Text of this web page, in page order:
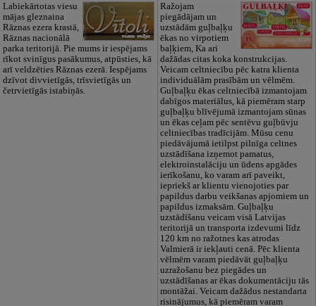
Labiekārtotas viesu
mājas gleznaina
Rāznas ezera krastā,
Rāznas nacionālā
parka teritorijā. Pie mums ir iespējams
rīkot svinīgus pasākumus, atpūsties, kā
arī veldzēties Rāznas ezerā. Iespējams
dzīvot divvietīgās, trīsvietīgās un
četrvietīgās istabiņās.
Ražojam
piegādājam un
uzstādām guļbaļķu
ēkas no virpotiem
baļķiem, Ka ari
dažādas citas koka konstrukcijas.
Veicam celtniecību pēc katra klienta
individuālām prasībām un vēlmēm.
Guļbaļķu ēkas celtniecībā izmantojam
dabīgos materiālus, kā piemēram starp
guļbaļķu blīvējumā izmantojam sūnas
un ēkas ceļam pēc sentēvu guļbūvju
celtniecības tradīcijām. Mūsu cenu
piedāvājumā ietilpst pilnīga celtnes
uzstādīšana izņemot pamatus,
elektroinstalāciju un ūdens apgādes
ierīkošanu, ko varam arī paveikt,
iepriekš ar klientu vienojoties par
papildus darbu veikšanas apjomiem un
papildus izmaksām. Guļbaļķu
uzstādīšanu veicam visā Latvijas
teritorijā un transporta izdevumi līdz
120 km no ražotnes kas atrodas
Valmierā ir iekļauti cenā. Pēc klienta
vēlmēm varam piedāvāt guļbaļķu
uzražošanu bez piegādes un
uzstādīšanas ar ēkas dokumentāciju tās
montāžai. Veicam dažādus nestandarta
risinājumus, kā piemēram varam